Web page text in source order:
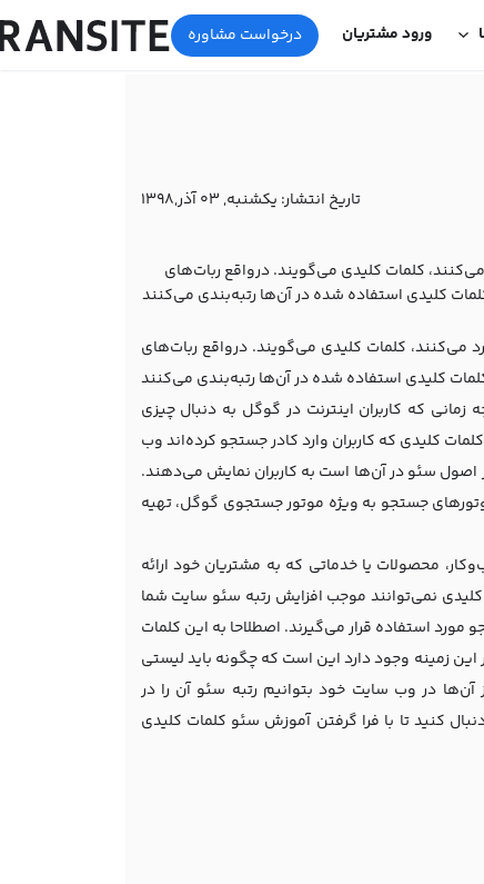
ورود مشتریان درخواست مشاوره
تاریخ انتشار: یکشنبه, 03 آذر,1398
می‌کنند، کلمات کلیدی می‌گویند. درواقع ربات‌های
کلیدی استفاده شده در آن‌ها رتبه‌بندی می‌کنند
می‌کنند، کلمات کلیدی می‌گویند. درواقع ربات‌های
کلیدی استفاده شده در آن‌ها رتبه‌بندی می‌کنند
که کاربران اینترنت در گوگل به دنبال چیزی
کلیدی که کاربران وارد کادر جستجو کرده‌اند وب
سئو در آن‌ها است به کاربران نمایش می‌دهند.
جستجو به ویژه موتور جستجوی گوگل، تهیه
محصولات یا خدماتی که به مشتریان خود ارائه
نمی‌توانند موجب افزایش رتبه سئو سایت شما
مورد استفاده قرار می‌گیرند. اصطلاحا به این کلمات
زمینه وجود دارد این است که چگونه باید لیستی
آن‌ها در وب سایت خود بتوانیم رتبه سئو آن را در
کنید تا با فرا گرفتن آموزش سئو کلمات کلیدی